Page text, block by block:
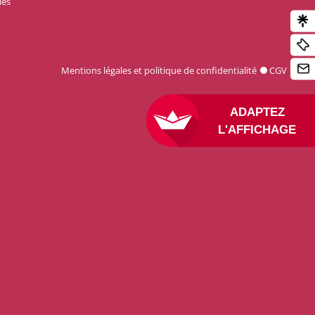
ADAPTEZ
L'AFFICHAGE
Mentions légales et politique de confidentialité CGV